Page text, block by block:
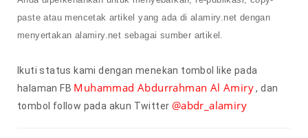
paste atau mencetak artikel yangada di alamiry.net dengan
menyertakan alamiry.net sebagai sumber artikel.
Ikuti status kami dengan menekan tombol like pada
halaman FB Muhammad Abdurrahman Al Amiry, dan
tombol follow pada akun Twitter @abdr_alamiry